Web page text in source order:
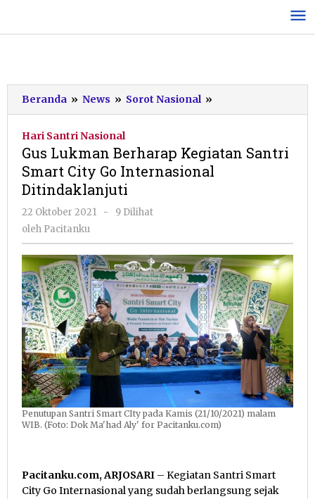
konten
Beranda » News » Sorot Nasional »
Lukman
Santri
Hari Santri Nasional
Gus Lukman Berharap Kegiatan Santri
Smart City Go Internasional
Ditindaklanjuti
22 Oktober 2021
oleh
-
9 Dilihat
oleh Pacitanku
Penutupan Santri Smart CIty pada Kamis (21/10/2021) malam
WIB. (Foto: Dok Ma'had Aly' for Pacitanku.com)
Pacitanku.com, ARJOSARI – Kegiatan Santri Smart
City Go Internasional yang sudah berlangsung sejak